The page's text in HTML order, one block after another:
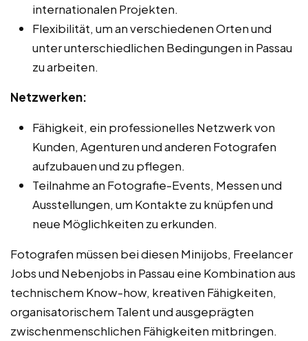
internationalen Projekten.
Flexibilität, um an verschiedenen Orten und
unter unterschiedlichen Bedingungen in Passau
zu arbeiten.
Netzwerken:
Fähigkeit, ein professionelles Netzwerk von
Kunden, Agenturen und anderen Fotografen
aufzubauen und zu pflegen.
Teilnahme an Fotografie-Events, Messen und
Ausstellungen, um Kontakte zu knüpfen und
neue Möglichkeiten zu erkunden.
Fotografen müssen bei diesen Minijobs, Freelancer
Jobs und Nebenjobs in Passau eine Kombination aus
technischem Know-how, kreativen Fähigkeiten,
organisatorischem Talent und ausgeprägten
zwischenmenschlichen Fähigkeiten mitbringen.